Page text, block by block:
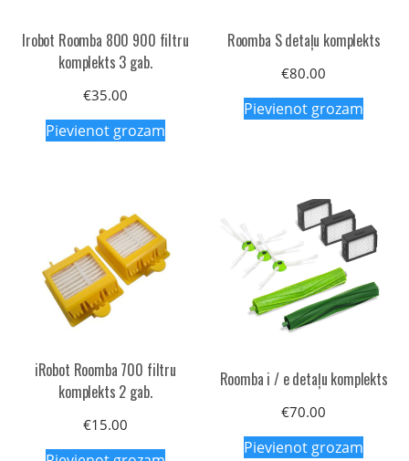
Irobot Roomba 800 900 filtru
komplekts 3 gab.
€35.00
Pievienot grozam
Roomba S detaļu komplekts
€80.00
Pievienot grozam
iRobot Roomba 700 filtru
komplekts 2 gab.
€15.00
Roomba i / e detaļu komplekts
€70.00
Pievienot grozam